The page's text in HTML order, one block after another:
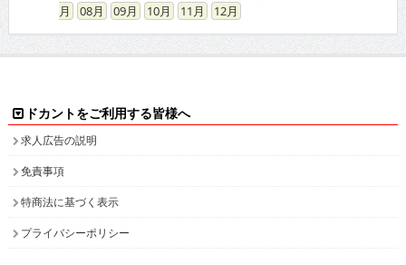
08
09 10 11 12
ドカントをご利用する皆様へ
求人広告の説明
免責事項
特商法に基づく表示
プライバシーポリシー